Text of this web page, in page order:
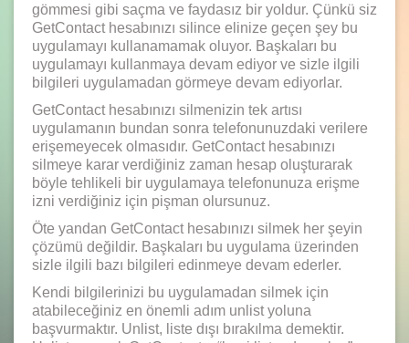
gömmesi gibi saçma ve faydasız bir yoldur. Çünkü siz
GetContact hesabınızı silince elinize geçen şey bu
uygulamayı kullanamamak oluyor. Başkaları bu
uygulamayı kullanmaya devam ediyor ve sizle ilgili
bilgileri uygulamadan görmeye devam ediyorlar.
GetContact hesabınızı silmenizin tek artısı
uygulamanın bundan sonra telefonunuzdaki verilere
erişemeyecek olmasıdır. GetContact hesabınızı
silmeye karar verdiğiniz zaman hesap oluşturarak
böyle tehlikeli bir uygulamaya telefonunuza erişme
izni verdiğiniz için pişman olursunuz.
Öte yandan GetContact hesabınızı silmek her şeyin
çözümü değildir. Başkaları bu uygulama üzerinden
sizle ilgili bazı bilgileri edinmeye devam ederler.
Kendi bilgilerinizi bu uygulamadan silmek için
atabileceğiniz en önemli adım unlist yoluna
başvurmaktır. Unlist, liste dışı bırakılma demektir.